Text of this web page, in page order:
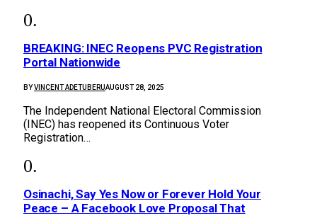
BREAKING: INEC Reopens PVC Registration
Portal Nationwide
BYVINCENT ADETUBERUAUGUST 28, 2025
The Independent National Electoral Commission
(INEC) has reopened its Continuous Voter
Registration…
Osinachi, Say Yes Now or Forever Hold Your
Peace – A Facebook Love Proposal That